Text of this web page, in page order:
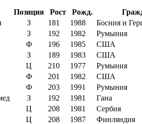
Позиция Рост Рожд.
З 181 1988
Босния и
З 192 1982
Румыния
Ф 196 1985
США
З 189 1983
США
Ц 210 1977
Румыния
Ф 201 1982
США
Ф 203 1991
Румыния
З 192 1981
Гана
Ц 208 1981
Сербия
Ц 208 1987
Финляндия